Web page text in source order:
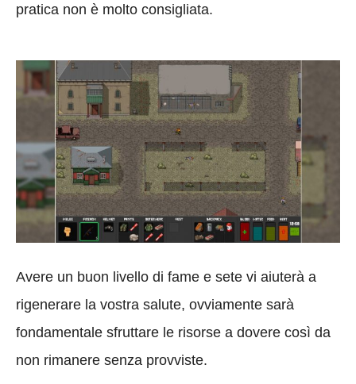
pratica non è molto consigliata.
Avere un buon livello di fame e sete vi aiuterà a
rigenerare la vostra salute, ovviamente sarà
fondamentale sfruttare le risorse a dovere così da
non rimanere senza provviste.